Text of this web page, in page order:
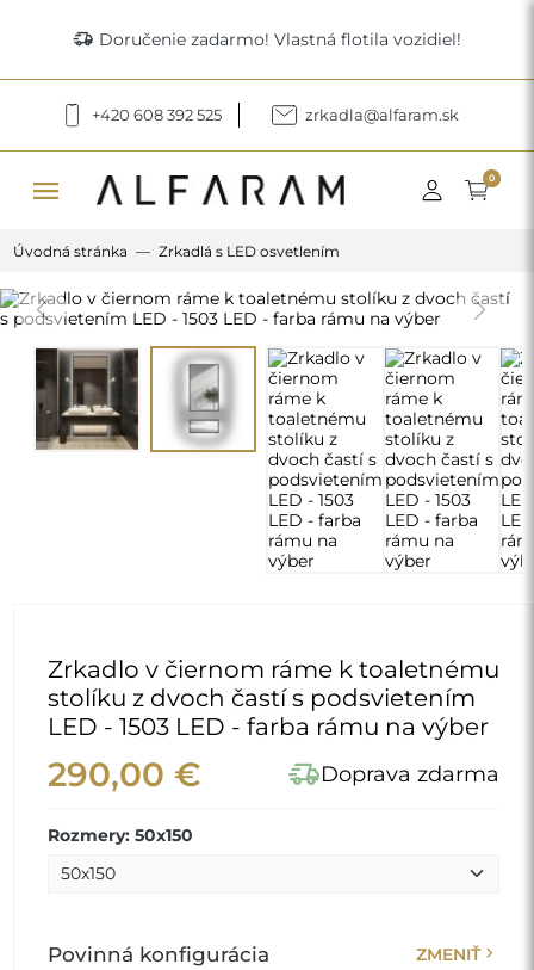
delivery_truck_speed Doručenie zadarmo! Vlastná flotila vozidiel!
+420 608 392 525 zrkadla@alfaram.sk
menu 0
Úvodná stránka Zrkadlá s LED osvetlením
Previous Next
Zrkadlo v čiernom ráme k toaletnému
stolíku z dvoch častí s podsvietením
LED - 1503 LED - farba rámu na výber
290,00 € delivery_truck_speedDoprava zdarma
Rozmery: 50x150
Povinná konfigurácia ZMENIŤchevron_right